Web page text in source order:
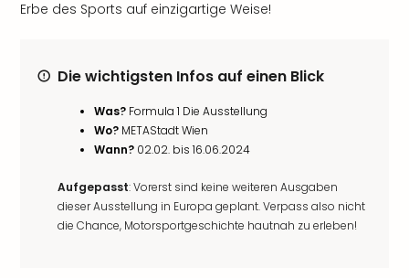
Erbe des Sports auf einzigartige Weise!
Die wichtigsten Infos auf einen Blick
Was? Formula 1 Die Ausstellung
Wo? METAStadt Wien
Wann? 02.02. bis 16.06.2024
Aufgepasst: Vorerst sind keine weiteren Ausgaben
dieser Ausstellung in Europa geplant. Verpass also nicht
die Chance, Motorsportgeschichte hautnah zu erleben!